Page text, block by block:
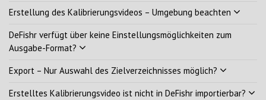
Erstellung des Kalibrierungsvideos – Umgebung beachten
DeFishr verfügt über keine Einstellungsmöglichkeiten zum
Ausgabe-Format?
Export – Nur Auswahl des Zielverzeichnisses möglich?
Erstelltes Kalibrierungsvideo ist nicht in DeFishr importierbar?